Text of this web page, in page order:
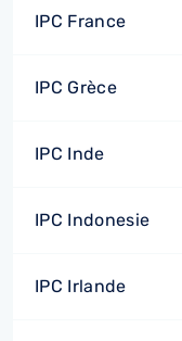
IPC France
IPC Grèce
IPC Inde
IPC Indonesie
IPC Irlande